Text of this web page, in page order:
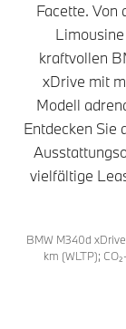
Facette. Von
kraftvollen
xDrive mit
Modell
Entdecken Sie
vielfältige
BMW M340d
km (WLTP);